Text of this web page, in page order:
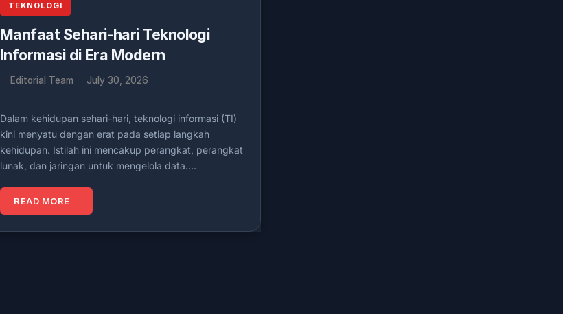
TEKNOLOGI
Manfaat Sehari-hari Teknologi
Informasi di Era Modern
Editorial Team July 30, 2026
Dalam kehidupan sehari-hari, teknologi informasi (TI)
kini menyatu dengan erat pada setiap langkah
kehidupan. Istilah ini mencakup perangkat, perangkat
lunak, dan jaringan untuk mengelola data….
READ MORE